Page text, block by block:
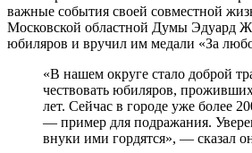
важные события своей совместной
Московской областной Думы Эдуард
юбиляров и вручил им медали «За
«В нашем округе стало доброй
чествовать юбиляров,
лет. Сейчас в городе уже более
— пример для подражания.
внуки ими гордятся», — сказал